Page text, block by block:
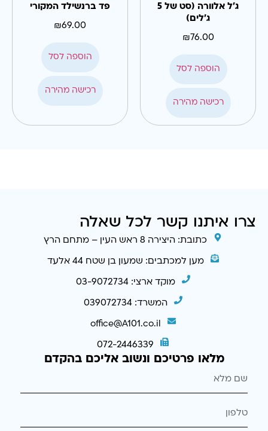
ג'ל אלוורה (סט של 5
ג'לים)
₪76.00
הוספה לסל
רכישה מהירה
פד ברנשילד המקורי
₪69.00
הוספה לסל
רכישה מהירה
צרו איתנו קשר לכל שאלה
כתובת: היצירה 8 ראש העין – מתחם הרץ
מען למכתבים: שמעון בן שטח 44 אלעד
מוקד ארצי: 03-9072734
המשרד: 039072734
office@A101.co.il
072-2446339
מלאו פרטיכם ונשוב אליכם בהקדם